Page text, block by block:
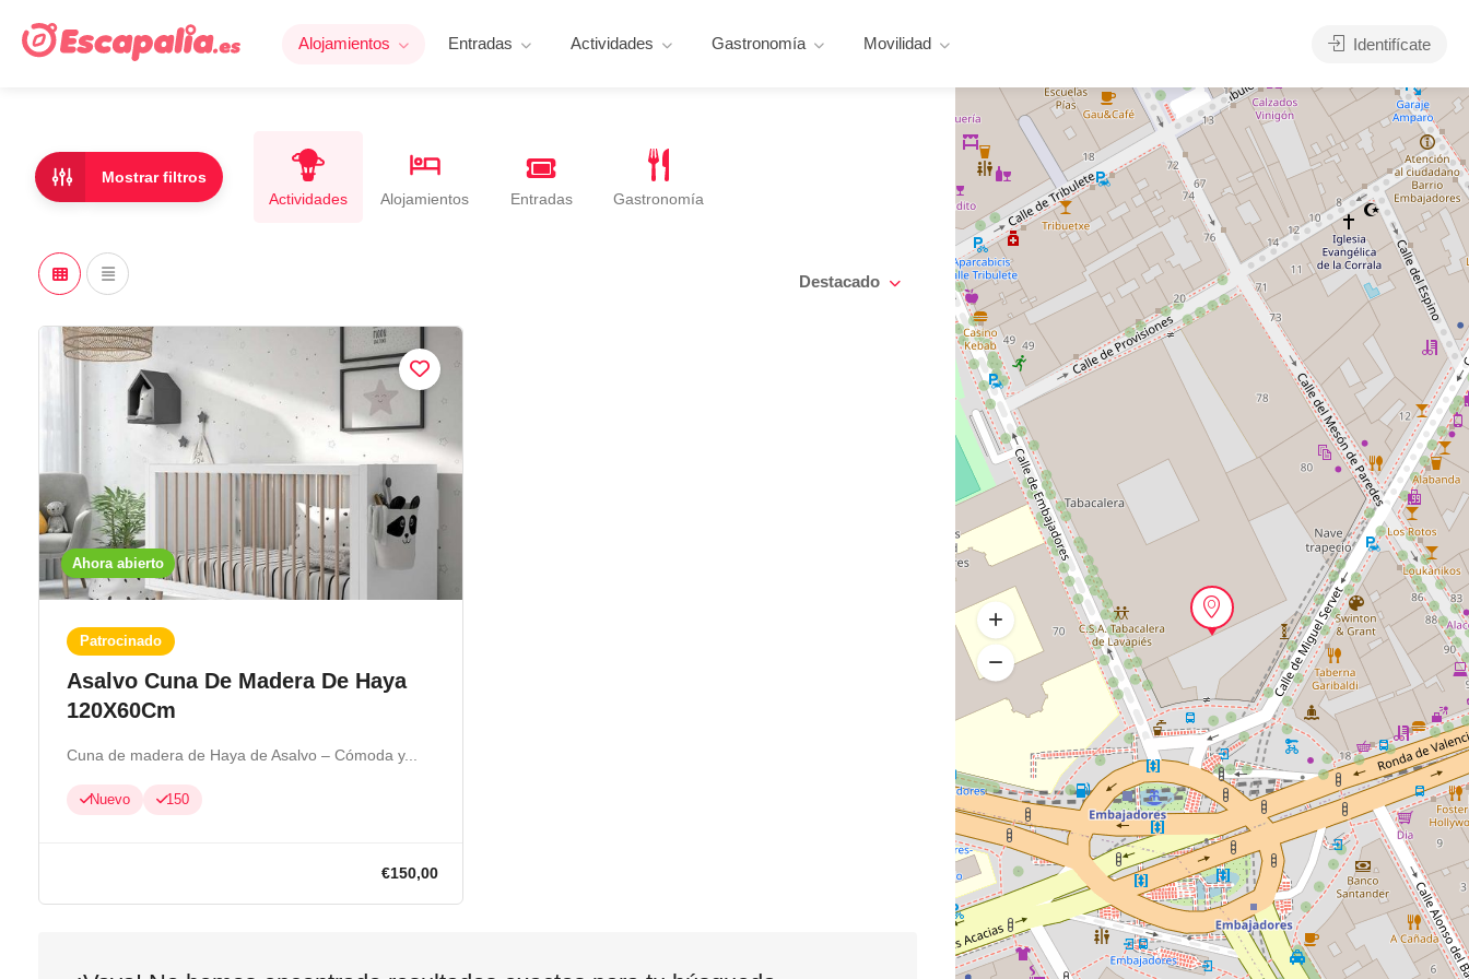
Alojamientos Entradas Actividades Gastronomía Movilidad Identifícate
Mostrar filtros
Actividades Alojamientos Entradas Gastronomía
Destacado
Ahora abierto
Patrocinado
Asalvo Cuna De Madera De Haya
120X60Cm
Cuna de madera de Haya de Asalvo – Cómoda y...
Nuevo 150
€150,00